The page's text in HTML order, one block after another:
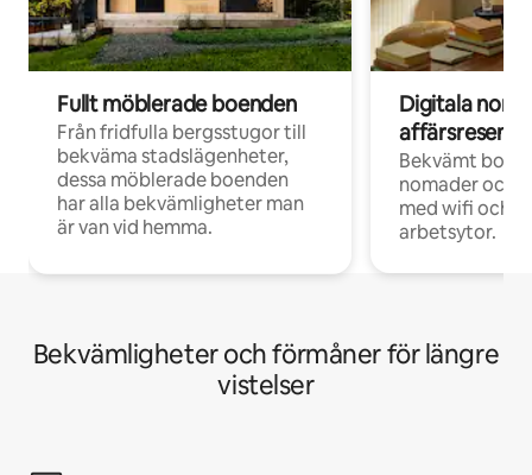
Fullt möblerade boenden
Från fridfulla bergsstugor till
bekväma stadslägenheter,
dessa möblerade boenden
har alla bekvämligheter man
är van vid hemma.
Digitala
Bekvämt
nomader och
med wifi och
arbetsytor.
Bekvämligheter och förmåner för längre
vistelser